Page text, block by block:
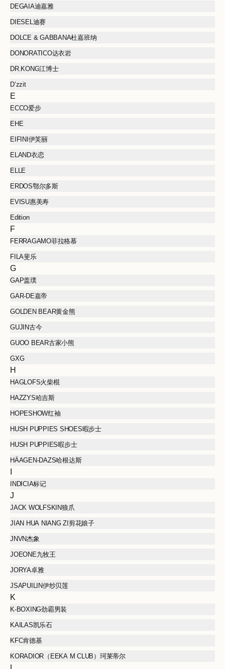
DEGAIA迪嘉雅
DIESEL迪赛
DOLCE & GABBANA杜嘉班纳
DONORATICO达衣岩
DR.KONG江博士
D’zzit
E
ECCO爱步
EHE
EIFINI伊芙丽
ELAND衣恋
ELLE
ERDOS鄂尔多斯
EVISU惠美寿
Edition
F
FERRAGAMO菲拉格慕
FILA斐乐
G
GAP盖璞
GAR-DE嘉帝
GOLDEN BEAR黄金熊
GUJIN古今
GUOO BEAR古家小熊
GXG
H
HAGLOFS火柴棍
HAZZYS哈吉斯
HOPESHOW红袖
HUSH PUPPIES SHOES暇步士
HUSH PUPPIES暇步士
HÄAGEN-DAZS哈根达斯
INDICIA标记
J
JACK WOLFSKIN狼爪
JIAN HUA NIANG ZI剪花娘子
JNVN杰象
JOEONE九牧王
JORYA卓雅
JSAPUILIN伊纱贝莲
K
K-BOXING劲霸男装
KAILAS凯乐石
KFC肯德基
KORADIOR（EEKA M CLUB）珂莱蒂尔